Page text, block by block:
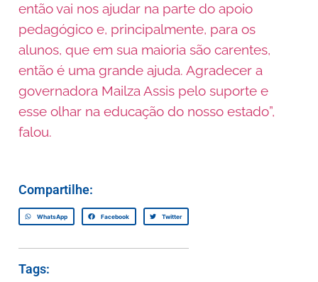
então vai nos ajudar na parte do apoio
pedagógico e, principalmente, para os
alunos, que em sua maioria são carentes,
então é uma grande ajuda. Agradecer a
governadora Mailza Assis pelo suporte e
esse olhar na educação do nosso estado”,
falou.
Compartilhe:
WhatsApp Facebook Twitter
Tags: